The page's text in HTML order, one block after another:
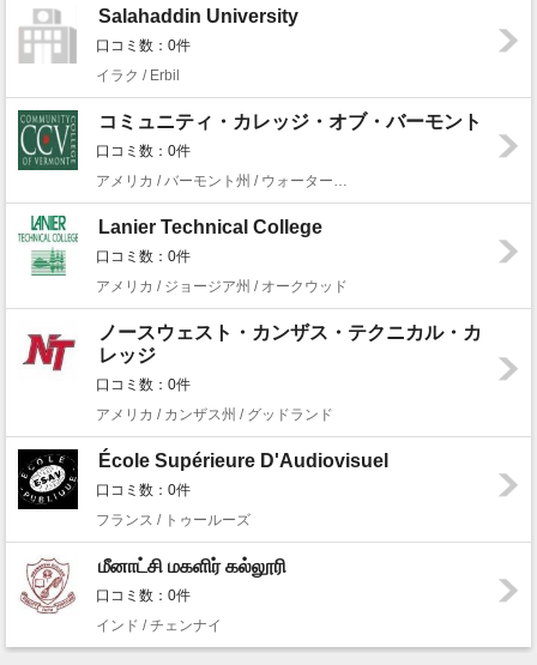
Salahaddin University
口コミ数：0件
イラク / Erbil
コミュニティ・カレッジ・オブ・バーモント
口コミ数：0件
Lanier Technical College
口コミ数：0件
アメリカ / ジョージア州 / オークウッド
ノースウェスト・カンザス・テクニカル・カ
レッジ
口コミ数：0件
アメリカ / カンザス州 / グッドランド
École Supérieure D'Audiovisuel
口コミ数：0件
フランス / トゥールーズ
மீனாட்சி மகளிர் கல்லூரி
口コミ数：0件
インド / チェンナイ